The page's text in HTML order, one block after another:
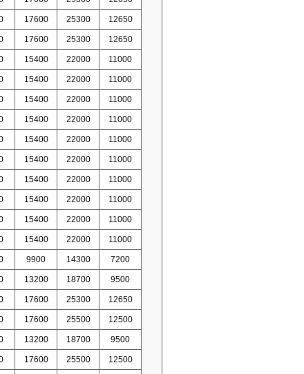
17600 25300 12650
17600 25300 12650
15400 22000 11000
15400 22000 11000
15400 22000 11000
15400 22000 11000
15400 22000 11000
15400 22000 11000
15400 22000 11000
15400 22000 11000
15400 22000 11000
15400 22000 11000
9900 14300 7200
13200 18700 9500
17600 25300 12650
17600 25500 12500
13200 18700 9500
17600 25500 12500